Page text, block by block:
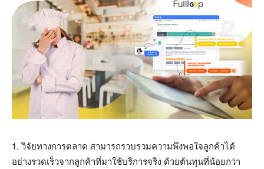
1. วิจัยทางการตลาด สามารถรวบรวมความพึงพอใจลูกค้าได้
อย่างรวดเร็วจากลูกค้าที่มาใช้บริการจริง ด้วยต้นทุนที่น้อยกว่า